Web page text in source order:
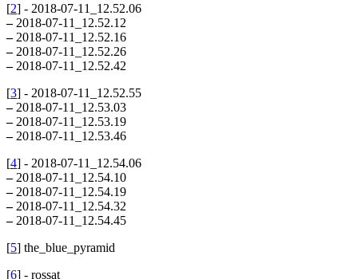
[2] - 2018-07-11_12.52.06
–2018-07-11_12.52.12
–2018-07-11_12.52.16
–2018-07-11_12.52.26
–2018-07-11_12.52.42
[3] - 2018-07-11_12.52.55
–2018-07-11_12.53.03
–2018-07-11_12.53.19
–2018-07-11_12.53.46
[4] - 2018-07-11_12.54.06
–2018-07-11_12.54.10
–2018-07-11_12.54.19
–2018-07-11_12.54.32
–2018-07-11_12.54.45
[5] the_blue_pyramid
[6] - rossat